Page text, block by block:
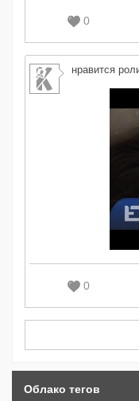
0
нравится
0
Облако тегов